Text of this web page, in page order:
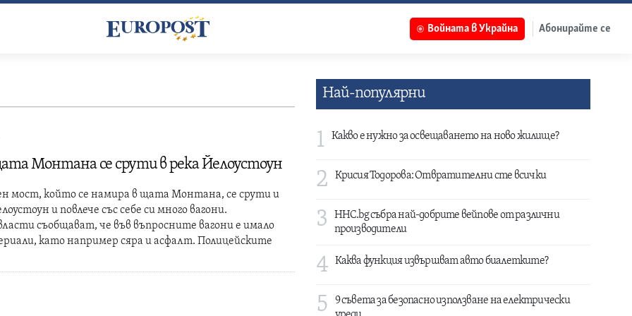
Войната в Украйна Абонирайте се
Монтана се срути в река Йелоустоун
мост, който се намира в щата Монтана, се срути и
и повлече със себе си много вагони.
съобщават, че във въпросните вагони е имало
като например сяра и асфалт. Полицейските
Най-популярни
1 Какво е нужно за освещаването на ново жилище?
2 Крисия Тодорова: Отвратителни сте всички
3
HHC.bg събра най-добрите вейпове от различни
производители
4 Каква функция извършват авто биалетките?
5
9 съвета за безопасно използване на електрически